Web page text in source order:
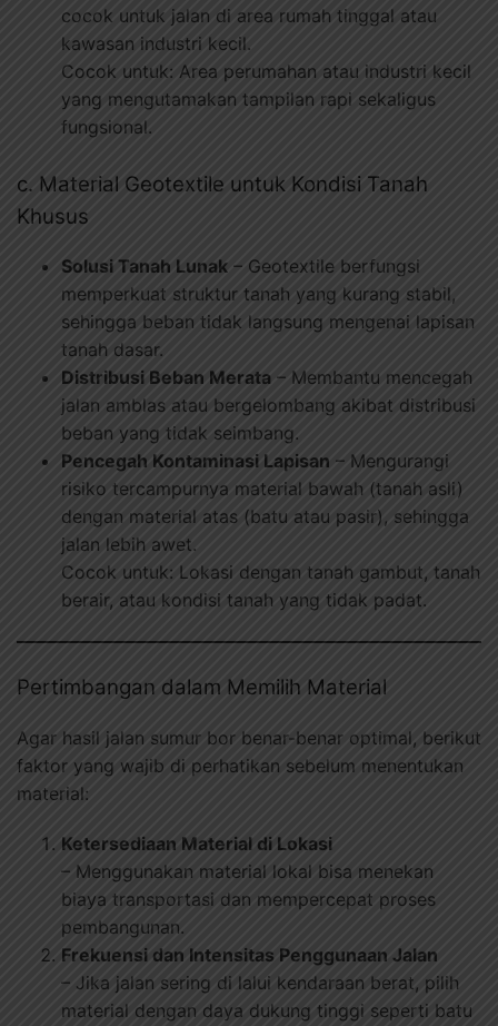
cocok untuk jalan di area rumah tinggal atau
kawasan industri kecil.
Cocok untuk: Area perumahan atau industri kecil
yang mengutamakan tampilan rapi sekaligus
fungsional.
c. Material Geotextile untuk Kondisi Tanah
Khusus
Solusi Tanah Lunak – Geotextile berfungsi
memperkuat struktur tanah yang kurang stabil,
sehingga beban tidak langsung mengenai lapisan
tanah dasar.
Distribusi Beban Merata – Membantu mencegah
jalan amblas atau bergelombang akibat distribusi
beban yang tidak seimbang.
Pencegah Kontaminasi Lapisan – Mengurangi
risiko tercampurnya material bawah (tanah asli)
dengan material atas (batu atau pasir), sehingga
jalan lebih awet.
Cocok untuk: Lokasi dengan tanah gambut, tanah
berair, atau kondisi tanah yang tidak padat.
Pertimbangan dalam Memilih Material
Agar hasil jalan sumur bor benar-benar optimal, berikut
faktor yang wajib di perhatikan sebelum menentukan
material:
Ketersediaan Material di Lokasi
– Menggunakan material lokal bisa menekan
biaya transportasi dan mempercepat proses
pembangunan.
Frekuensi dan Intensitas Penggunaan Jalan
– Jika jalan sering di lalui kendaraan berat, pilih
material dengan daya dukung tinggi seperti batu